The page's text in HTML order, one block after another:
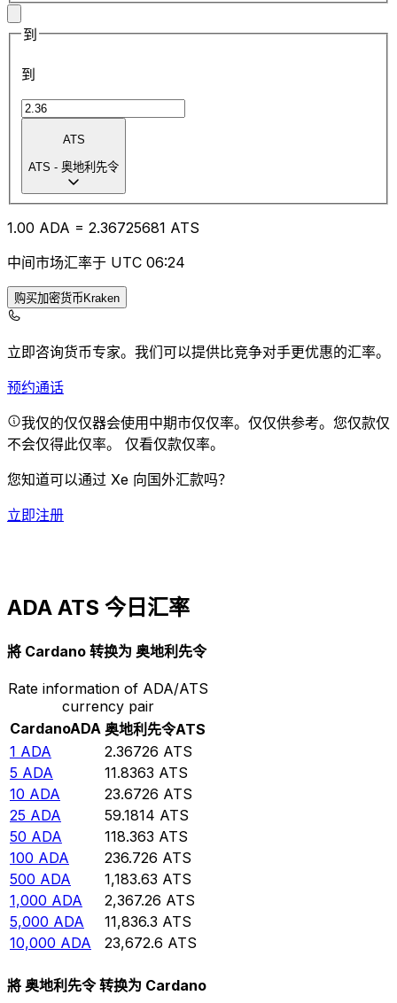
到
到
ATS
ATS - 奥地利先令
1.00 ADA = 2.36725681 ATS
中间市场汇率于 UTC 06:24
购买加密货币Kraken
立即咨询货币专家。 我们可以提供比竞争对手更优惠的汇率。
预约通话
我仅的仅仅器会使用中期市仅仅率。仅仅供参考。您仅款仅
不会仅得此仅率。 仅看仅款仅率。
您知道可以通过 Xe 向国外汇款吗？
立即注册
ADA ATS 今日汇率
將 Cardano 转换为 奥地利先令
Rate information of ADA/ATS
currency pair
CardanoADA 奥地利先令ATS
1 ADA 2.36726 ATS
5 ADA 11.8363 ATS
10 ADA 23.6726 ATS
25 ADA 59.1814 ATS
50 ADA 118.363 ATS
100 ADA 236.726 ATS
500 ADA 1,183.63 ATS
1,000 ADA 2,367.26 ATS
5,000 ADA 11,836.3 ATS
10,000 ADA 23,672.6 ATS
將 奥地利先令 转换为 Cardano